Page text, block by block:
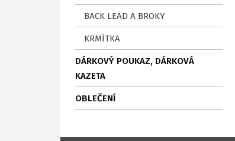
BACK LEAD A BROKY
KRMÍTKA
DÁRKOVÝ POUKAZ, DÁRKOVÁ
KAZETA
OBLEČENÍ